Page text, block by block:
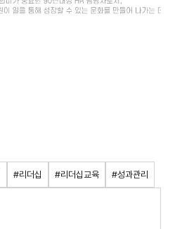
#리더십 #리더십교육 #성과관리